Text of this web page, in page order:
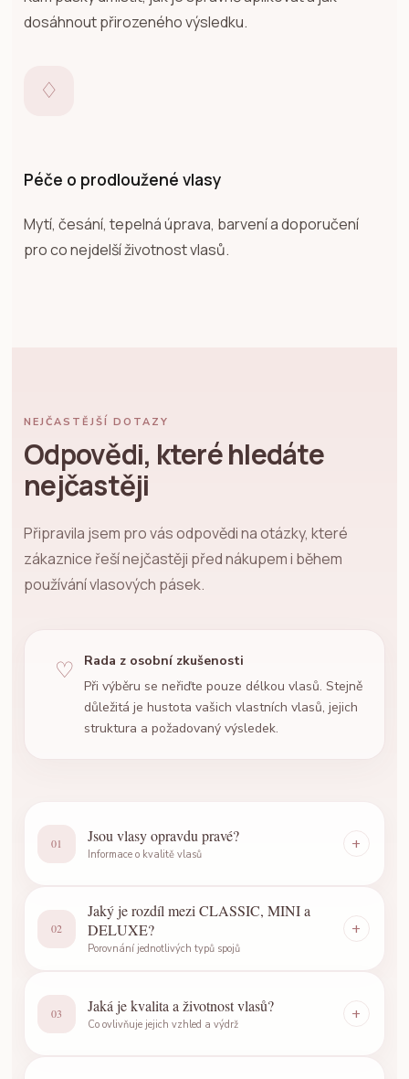
dosáhnout přirozeného výsledku.
♢
Péče o prodloužené vlasy
Mytí, česání, tepelná úprava, barvení a doporučení
pro co nejdelší životnost vlasů.
NEJČASTĚJŠÍ DOTAZY
Odpovědi, které hledáte
nejčastěji
Připravila jsem pro vás odpovědi na otázky, které
zákaznice řeší nejčastěji před nákupem i během
používání vlasových pásek.
♡
Rada z osobní zkušenosti
Při výběru se neřiďte pouze délkou vlasů. Stejně
důležitá je hustota vašich vlastních vlasů, jejich
struktura a požadovaný výsledek.
01 Jsou vlasy opravdu pravé?
Informace o kvalitě vlasů
+
02
Jaký je rozdíl mezi CLASSIC, MINI a
DELUXE?
Porovnání jednotlivých typů spojů
+
03 Jaká je kvalita a životnost vlasů?
Co ovlivňuje jejich vzhled a výdrž
+